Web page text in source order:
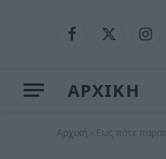
Facebook
X
ΑΡΧΙΚΗ
Αρχική Εως πότε